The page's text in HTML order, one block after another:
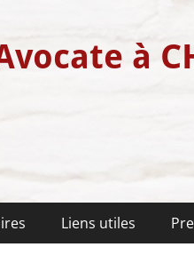
à
Liens utiles